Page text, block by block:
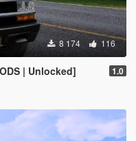
8 174 116
| Unlocked] 1.0